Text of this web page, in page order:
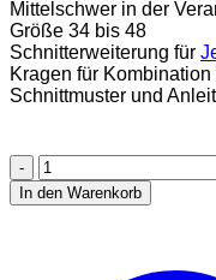
Mittelschwer in der
Größe 34 bis 48
Schnitterweiterung für
Kragen für
Schnittmuster und
Jennifer
Kragen
4
In den Warenkorb